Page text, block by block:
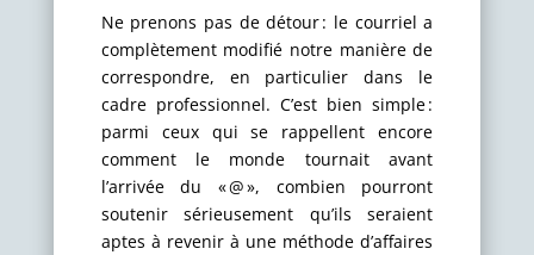
Ne prenons pas de détour : le courriel a
complètement modifié notre manière de
correspondre, en particulier dans le
cadre professionnel. C’est bien simple :
parmi ceux qui se rappellent encore
comment le monde tournait avant
l’arrivée du « @ », combien pourront
soutenir sérieusement qu’ils seraient
aptes à revenir à une méthode d’affaires